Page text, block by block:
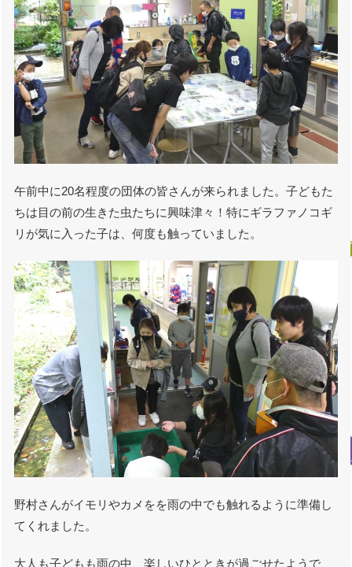
午前中に20名程度の団体の皆さんが来られました。子どもた
ちは目の前の生きた虫たちに興味津々！特にギラファノコギ
リが気に入った子は、何度も触っていました。
野村さんがイモリやカメをを雨の中でも触れるように準備し
てくれました。
大人も子どもも雨の中、楽しいひとときが過ごせたようで